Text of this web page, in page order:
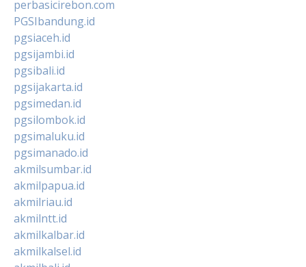
perbasicirebon.com
PGSIbandung.id
pgsiaceh.id
pgsijambi.id
pgsibali.id
pgsijakarta.id
pgsimedan.id
pgsilombok.id
pgsimaluku.id
pgsimanado.id
akmilsumbar.id
akmilpapua.id
akmilriau.id
akmilntt.id
akmilkalbar.id
akmilkalsel.id